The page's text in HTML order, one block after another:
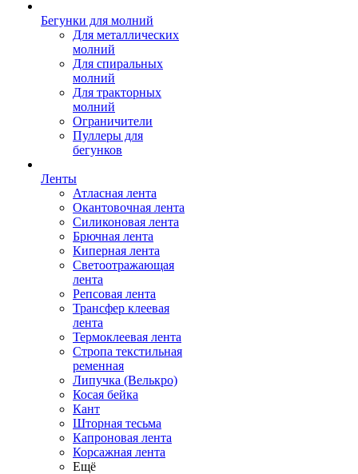
Бегунки для молний
Для металлических
молний
Для спиральных
молний
Для тракторных
молний
Ограничители
Пуллеры для
бегунков
Ленты
Атласная лента
Окантовочная лента
Силиконовая лента
Брючная лента
Киперная лента
Светоотражающая
лента
Репсовая лента
Трансфер клеевая
лента
Термоклеевая лента
Стропа текстильная
ременная
Липучка (Велькро)
Косая бейка
Кант
Шторная тесьма
Капроновая лента
Корсажная лента
Ещё